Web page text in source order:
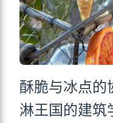
酥脆与冰点的
淋王国的建筑